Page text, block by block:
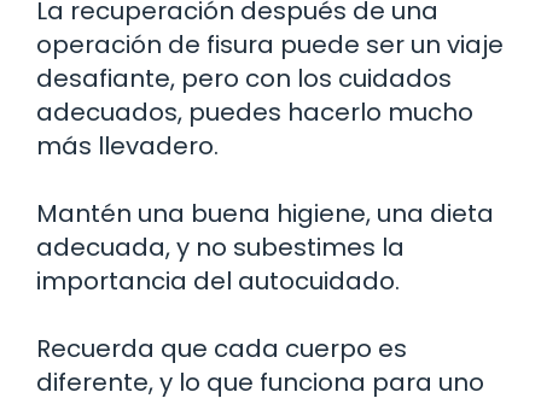
La recuperación después de una
operación de fisura puede ser un viaje
desafiante, pero con los cuidados
adecuados, puedes hacerlo mucho
más llevadero.
Mantén una buena higiene, una dieta
adecuada, y no subestimes la
importancia del autocuidado.
Recuerda que cada cuerpo es
diferente, y lo que funciona para uno